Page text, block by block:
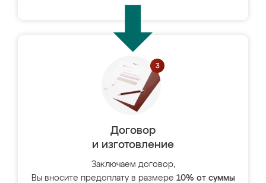
Договор
и изготовление
Заключаем договор,
Вы вносите предоплату в размере 10% от суммы